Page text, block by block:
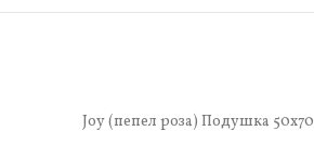
Joy (пепел роза) Подушка 50х70